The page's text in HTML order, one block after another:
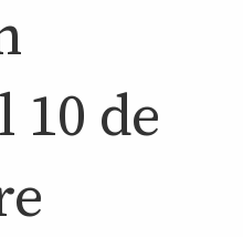
10 de